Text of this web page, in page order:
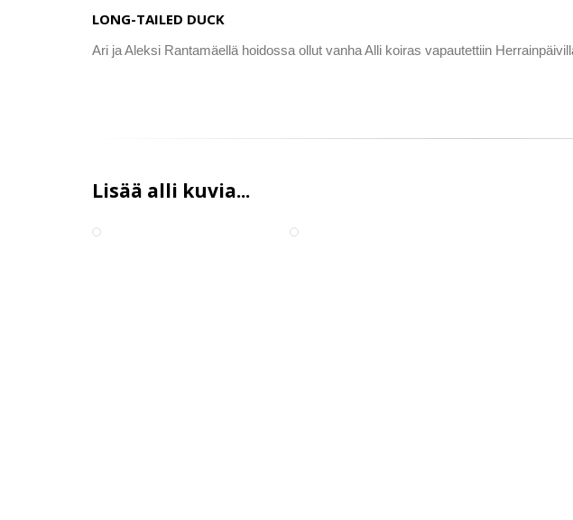
LONG-TAILED DUCK
Ari ja Aleksi Rantamäellä hoidossa ollut vanha Alli koiras vapautettiin
Lisää alli kuvia...
Alli